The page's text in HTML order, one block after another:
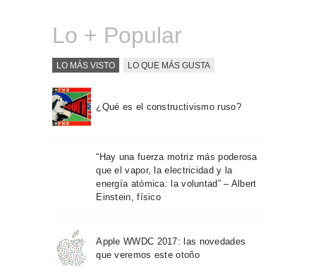
Lo + Popular
LO MÁS VISTO LO QUE MÁS GUSTA
¿Qué es el constructivismo ruso?
“Hay una fuerza motriz más poderosa
que el vapor, la electricidad y la
energía atómica: la voluntad” – Albert
Einstein, físico
Apple WWDC 2017: las novedades
que veremos este otoño